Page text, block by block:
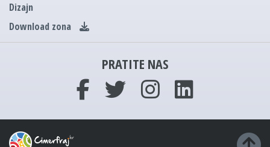
Dizajn
Download zona
PRATITE NAS